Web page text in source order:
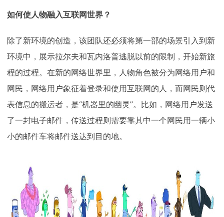
如何使人物融入互联网世界？
除了新环境的创造，该团队还必须将第一部的场景引入到新
环境中，展示拉尔夫和瓦内洛普逃脱以前的限制，开始新旅
程的过程。在新的网络世界里，人物角色被分为网络用户和
网民，网络用户象征着登录和使用互联网的人，而网民则代
表信息的搬运者，是“机器里的幽灵”。比如，网络用户发送
了一封电子邮件，传送过程则需要靠其中一个网民用一辆小
小的邮件车将邮件送达到目的地。